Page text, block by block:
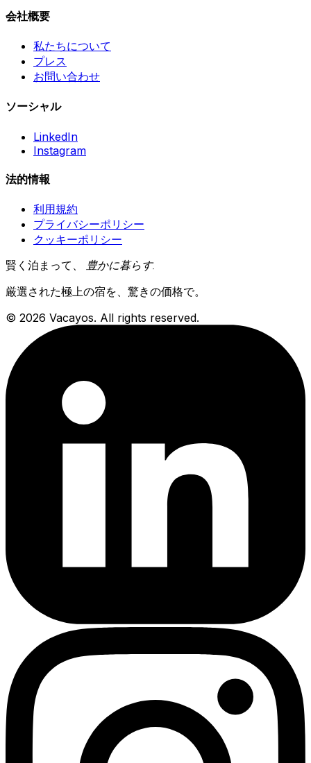
会社概要
私たちについて
プレス
お問い合わせ
ソーシャル
LinkedIn
Instagram
法的情報
利用規約
プライバシーポリシー
クッキーポリシー
賢く泊まって、 豊かに暮らす.
厳選された極上の宿を、驚きの価格で。
© 2026 Vacayos. All rights reserved.